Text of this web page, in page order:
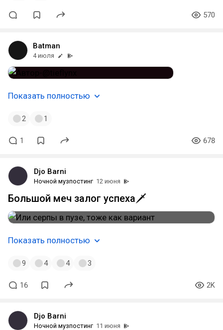
570
Batman
4 июля
Показать полностью
2 1
1 678
Djo Barni
Ночной музпостинг 12 июня
Большой меч залог успеха🗡️
Показать полностью
9 4 4 3
16 2K
Djo Barni
Ночной музпостинг 11 июня